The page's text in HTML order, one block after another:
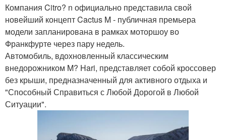
Компания Citro? n официально представила свой
новейший концепт Cactus M - публичная премьера
модели запланирована в рамках моторшоу во
Франкфурте через пару недель.
Автомобиль, вдохновленный классическим
внедорожником M? Hari, представляет собой кроссовер
без крыши, предназначенный для активного отдыха и
"Способный Справиться с Любой Дорогой в Любой
Ситуации".